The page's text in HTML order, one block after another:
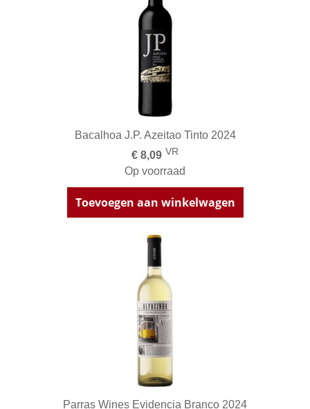
Bacalhoa J.P. Azeitao Tinto 2024
€ 8,09 VR
Op voorraad
Toevoegen aan winkelwagen
Parras Wines Evidencia Branco 2024